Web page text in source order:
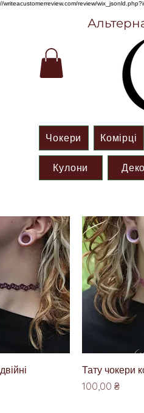
review/
Чокери Комірці
Кулони
Тату чокери
Ціна
100,00 ₴